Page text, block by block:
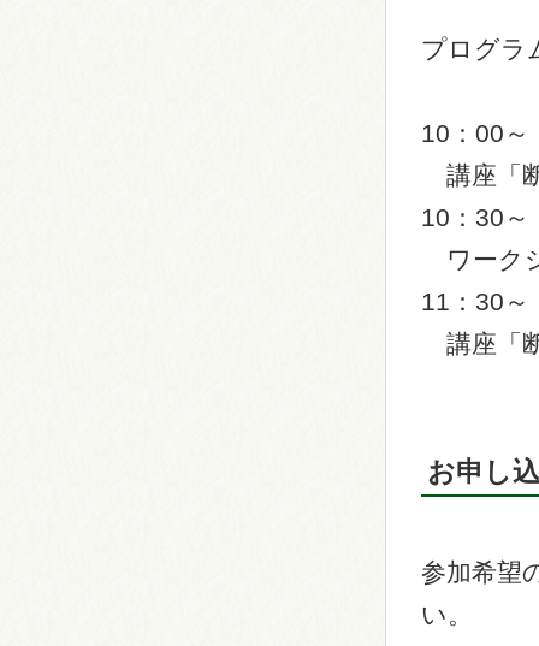
プログラ
10：00～
講座「
10：30～
ワーク
11：30～
講座「
お申し
参加希望
い。